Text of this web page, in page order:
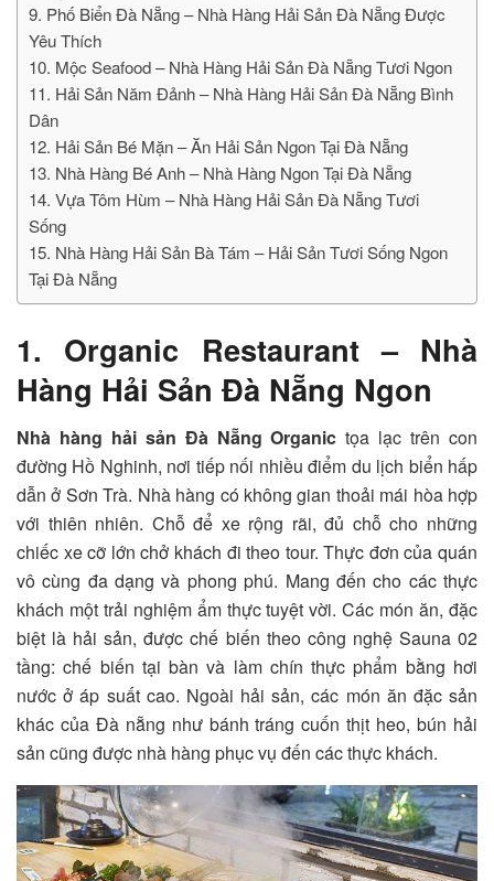
9. Phố Biển Đà Nẵng – Nhà Hàng Hải Sản Đà Nẵng Được
Yêu Thích
10. Mộc Seafood – Nhà Hàng Hải Sản Đà Nẵng Tươi Ngon
11. Hải Sản Năm Đảnh – Nhà Hàng Hải Sản Đà Nẵng Bình
Dân
12. Hải Sản Bé Mặn – Ăn Hải Sản Ngon Tại Đà Nẵng
13. Nhà Hàng Bé Anh – Nhà Hàng Ngon Tại Đà Nẵng
14. Vựa Tôm Hùm – Nhà Hàng Hải Sản Đà Nẵng Tươi
Sống
15. Nhà Hàng Hải Sản Bà Tám – Hải Sản Tươi Sống Ngon
Tại Đà Nẵng
1. Organic Restaurant – Nhà
Hàng Hải Sản Đà Nẵng Ngon
Nhà hàng hải sản Đà Nẵng Organic tọa lạc trên con
đường Hồ Nghinh, nơi tiếp nối nhiều điểm du lịch biển hấp
dẫn ở Sơn Trà. Nhà hàng có không gian thoải mái hòa hợp
với thiên nhiên. Chỗ để xe rộng rãi, đủ chỗ cho những
chiếc xe cỡ lớn chở khách đi theo tour. Thực đơn của quán
vô cùng đa dạng và phong phú. Mang đến cho các thực
khách một trải nghiệm ẩm thực tuyệt vời. Các món ăn, đặc
biệt là hải sản, được chế biến theo công nghệ Sauna 02
tầng: chế biến tại bàn và làm chín thực phẩm bằng hơi
nước ở áp suất cao. Ngoài hải sản, các món ăn đặc sản
khác của Đà nẵng như bánh tráng cuốn thịt heo, bún hải
sản cũng được nhà hàng phục vụ đến các thực khách.